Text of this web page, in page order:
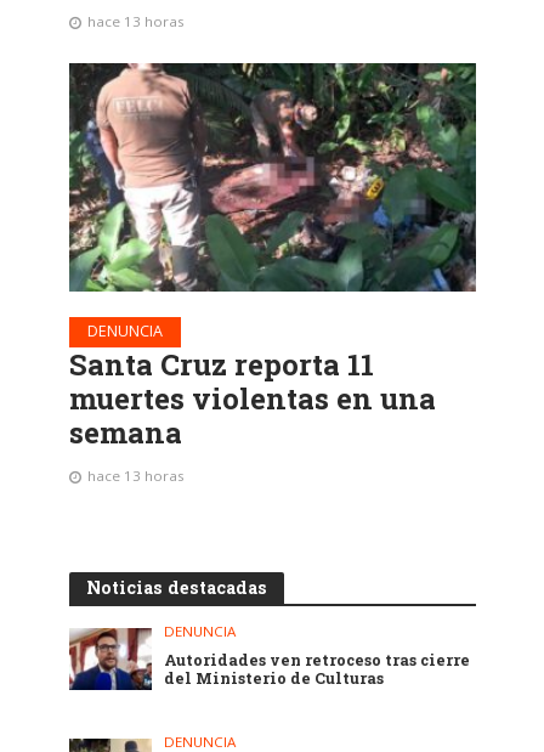
hace 13 horas
DENUNCIA
Santa Cruz reporta 11
muertes violentas en una
semana
hace 13 horas
Noticias destacadas
DENUNCIA
Autoridades ven retroceso tras cierre
del Ministerio de Culturas
DENUNCIA